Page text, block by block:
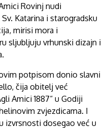
Rovinj nudi
Katarina i starogradsku
mirisi mora i
sljubljuju vrhunski dizajn i
potpisom donio slavni
čija obitelj već
Amici 1887“ u Godiji
zvjezdicama. I
izvrsnosti dosegao već u